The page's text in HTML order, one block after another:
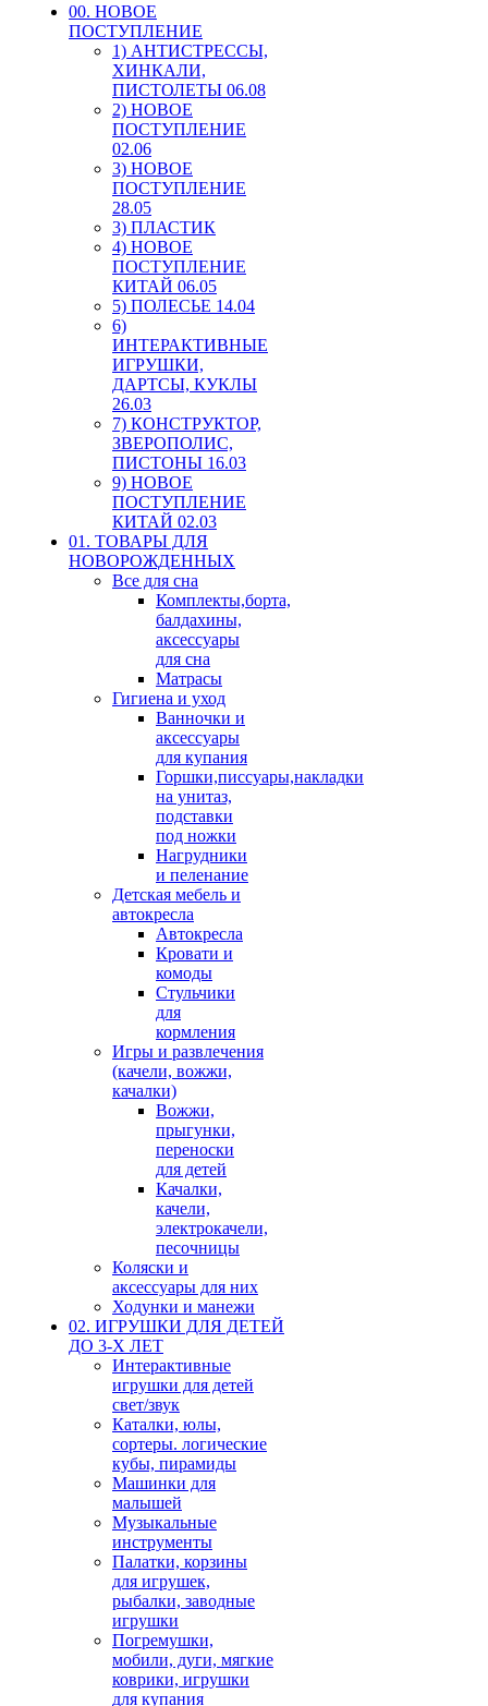
00. HОВОЕ
ПОСТУПЛЕНИЕ
1) АНТИСТРЕССЫ,
ХИНКАЛИ,
ПИСТОЛЕТЫ 06.08
2) НОВОЕ
ПОСТУПЛЕНИЕ
02.06
3) НОВОЕ
ПОСТУПЛЕНИЕ
28.05
3) ПЛАСТИК
4) НОВОЕ
ПОСТУПЛЕНИЕ
КИТАЙ 06.05
5) ПОЛЕСЬЕ 14.04
6)
ИНТЕРАКТИВНЫЕ
ИГРУШКИ,
ДАРТСЫ, КУКЛЫ
26.03
7) КОНСТРУКТОР,
ЗВЕРОПОЛИС,
ПИСТОНЫ 16.03
9) НОВОЕ
ПОСТУПЛЕНИЕ
КИТАЙ 02.03
01. ТОВАРЫ ДЛЯ
НОВОРОЖДЕННЫХ
Все для сна
Комплекты,борта,
балдахины,
аксессуары
для сна
Матрасы
Гигиена и уход
Ванночки и
аксессуары
для купания
Горшки,писсуары,накладки
на унитаз,
подставки
под ножки
Нагрудники
и пеленание
Детская мебель и
автокресла
Автокресла
Кровати и
комоды
Стульчики
для
кормления
Игры и развлечения
(качели, вожжи,
качалки)
Вожжи,
прыгунки,
переноски
для детей
Качалки,
качели,
электрокачели,
песочницы
Коляски и
аксессуары для них
Ходунки и манежи
02. ИГРУШКИ ДЛЯ ДЕТЕЙ
ДО 3-Х ЛЕТ
Интерактивные
игрушки для детей
свет/звук
Каталки, юлы,
сортеры. логические
кубы, пирамиды
Машинки для
малышей
Музыкальные
инструменты
Палатки, корзины
для игрушек,
рыбалки, заводные
игрушки
Погремушки,
мобили, дуги, мягкие
коврики, игрушки
для купания